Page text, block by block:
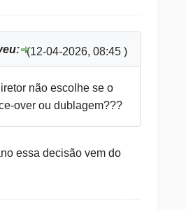
(12-04-2026, 08:45 )
não escolhe se o
over ou dublagem???
essa decisão vem do